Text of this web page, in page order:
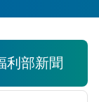
利部新聞